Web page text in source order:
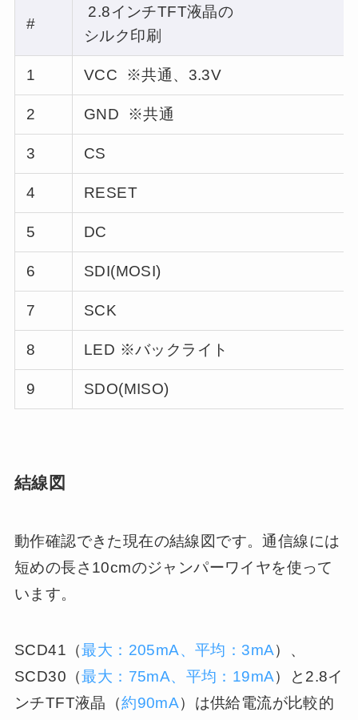
#
2.8インチTFT液晶の
シルク印刷
1 VCC ※共通、3.3V
2 GND ※共通
3 CS
4 RESET
5 DC
6 SDI(MOSI)
7 SCK
8 LED ※バックライト
9 SDO(MISO)
結線図
動作確認できた現在の結線図です。通信線には
短めの長さ10cmのジャンパーワイヤを使って
います。
SCD41（最大：205mA、平均：3mA）、
SCD30（最大：75mA、平均：19mA）と2.8イ
ンチTFT液晶（約90mA）は供給電流が比較的